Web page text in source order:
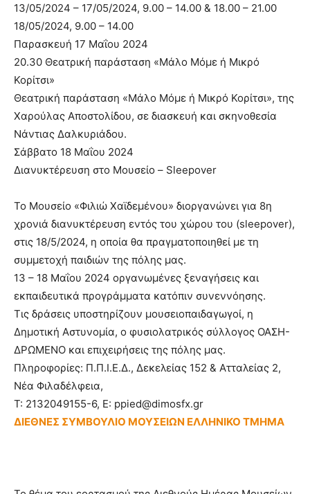
13/05/2024 – 17/05/2024, 9.00 – 14.00 & 18.00 – 21.00
18/05/2024, 9.00 – 14.00
Παρασκευή 17 Μαΐου 2024
20.30 Θεατρική παράσταση «Μάλο Μόμε ή Μικρό
Κορίτσι»
Θεατρική παράσταση «Μάλο Μόμε ή Μικρό Κορίτσι», της
Χαρούλας Αποστολίδου, σε διασκευή και σκηνοθεσία
Νάντιας Δαλκυριάδου.
Σάββατο 18 Μαΐου 2024
Διανυκτέρευση στο Μουσείο – Sleepover
Το Μουσείο «Φιλιώ Χαϊδεμένου» διοργανώνει για 8η
χρονιά διανυκτέρευση εντός του χώρου του (sleepover),
στις 18/5/2024, η οποία θα πραγματοποιηθεί με τη
συμμετοχή παιδιών της πόλης μας.
13 – 18 Μαΐου 2024 οργανωμένες ξεναγήσεις και
εκπαιδευτικά προγράμματα κατόπιν συνεννόησης.
Τις δράσεις υποστηρίζουν μουσειοπαιδαγωγοί, η
Δημοτική Αστυνομία, ο φυσιολατρικός σύλλογος ΟΑΣΗ-
ΔΡΩΜΕΝΟ και επιχειρήσεις της πόλης μας.
Πληροφορίες: Π.Π.Ι.Ε.Δ., Δεκελείας 152 & Ατταλείας 2,
Νέα Φιλαδέλφεια,
T: 2132049155-6, Ε: ppied@dimosfx.gr
ΔΙΕΘΝΕΣ ΣΥΜΒΟΥΛΙΟ ΜΟΥΣΕΙΩΝ ΕΛΛΗΝΙΚΟ ΤΜΗΜΑ